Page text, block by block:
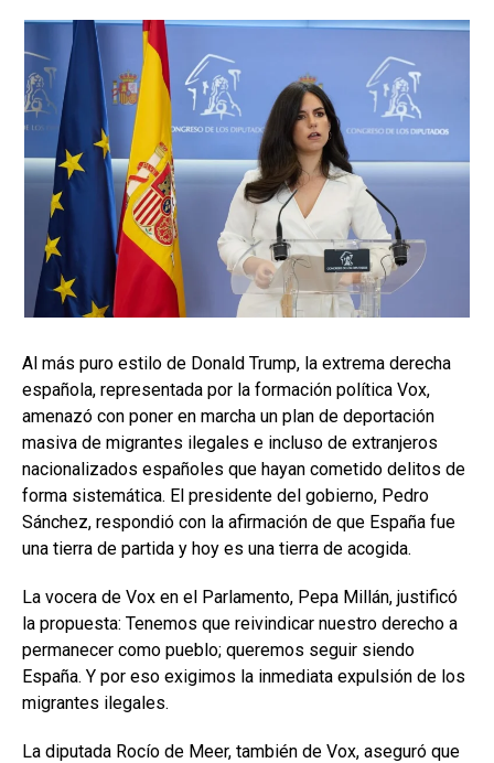
Al más puro estilo de Donald Trump, la extrema derecha
española, representada por la formación política Vox,
amenazó con poner en marcha un plan de deportación
masiva de migrantes ilegales e incluso de extranjeros
nacionalizados españoles que hayan cometido delitos de
forma sistemática. El presidente del gobierno, Pedro
Sánchez, respondió con la afirmación de que España fue
una tierra de partida y hoy es una tierra de acogida.
La vocera de Vox en el Parlamento, Pepa Millán, justificó
la propuesta: Tenemos que reivindicar nuestro derecho a
permanecer como pueblo; queremos seguir siendo
España. Y por eso exigimos la inmediata expulsión de los
migrantes ilegales.
La diputada Rocío de Meer, también de Vox, aseguró que